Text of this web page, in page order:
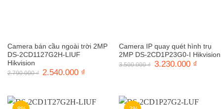
Camera bán cầu ngoài trời 2MP
DS-2CD1127G2H-LIUF
Hikvision
2.790.000₫ Giá
2.540.000 ₫
2.540.000 ₫.
Camera IP quay quét hình trụ
2MP DS-2CD1P23G0-I Hikvision
3.500.000₫
Giá
3.230.000 ₫